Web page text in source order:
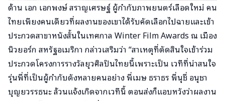
ด้าน เอก เอกพงษ์ สราญเศรษฐ์ ผู้กำกับภาพยนตร์เลือดใหม่ คน
ไทยเพียงคนเดียวที่ผลงานของเขาได้รับคัดเลือกไปฉายและเข้า
ประกวดสาขาหนังสั้นในเทศกาล Winter Film Awards ณ เมือง
นิวยอร์ก สหรัฐอเมริกา กล่าวเสริมว่า “สาเหตุที่ตัดสินใจเข้าร่วม
ประกวดโครงการรางวัลยุวศิลปินไทยนี้เพราะเป็น เวทีที่น่าสนใจ
รุ่นพี่ที่เป็นผู้กำกับดังหลายคนอย่าง พี่เมษ ธราธร พี่นุชี่ อนุชา
บุญยวรรธนะ ล้วนแจ้งเกิดจากเวทีนี้ ตอนส่งก็แอบหวังว่าผลงาน